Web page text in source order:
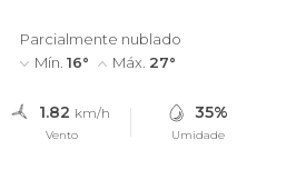
Parcialmente nublado
Mín. 16° Máx. 27°
1.82 km/h
Vento
35%
Umidade